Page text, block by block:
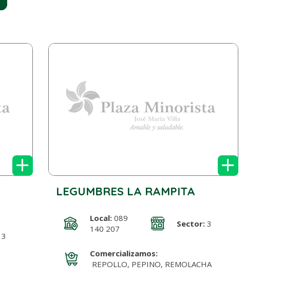
+
3
+
LEGUMBRES LA RAMPITA
Local:089
140 207
Sector: 3
Comercializamos:
REPOLLO, PEPINO, REMOLACHA